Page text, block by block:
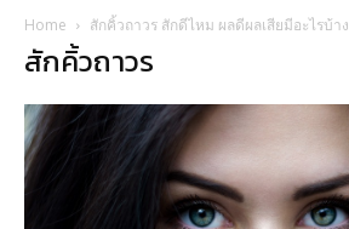
Home สักคิ้วถาวร สักดีไหม ผลดีผลเสียมีอะไรบ้าง
สักคิ้วถาวร